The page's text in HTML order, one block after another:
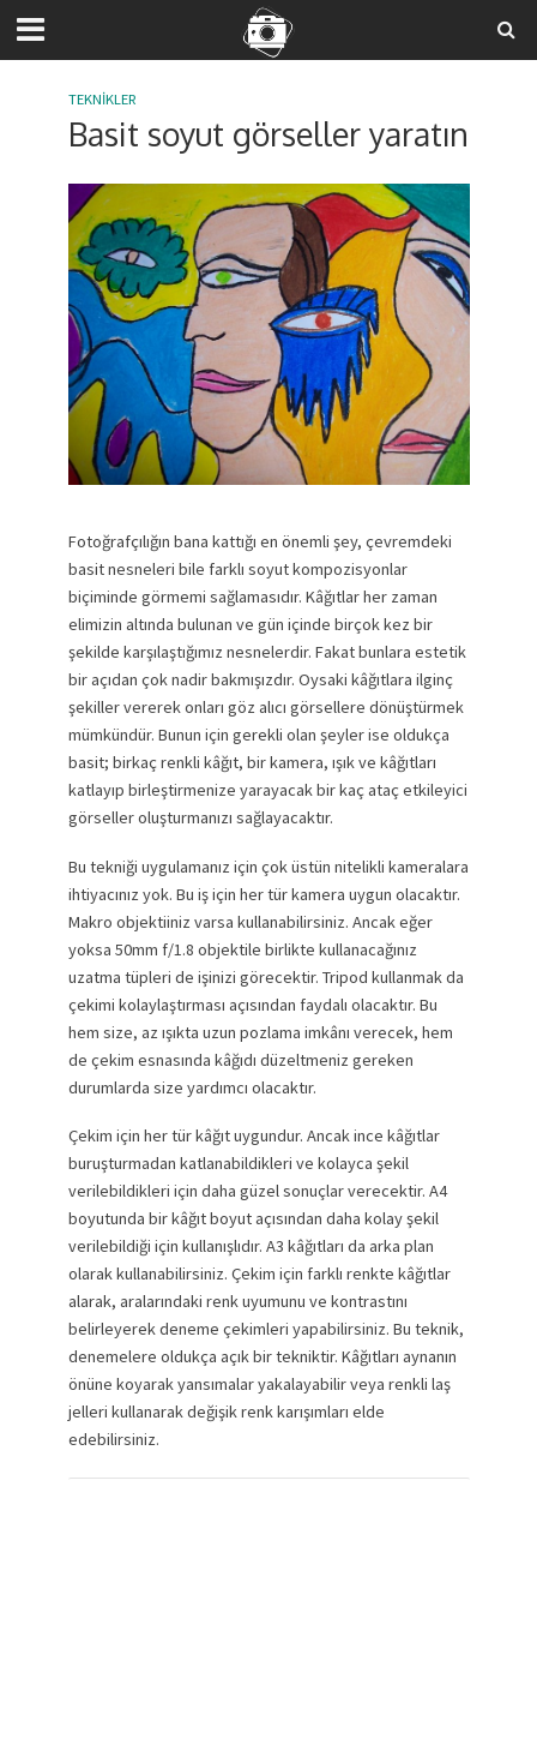
TEKNIKLER
Basit soyut görseller yaratın
Fotoğrafçılığın bana kattığı en önemli şey, çevremdeki
basit nesneleri bile farklı soyut kompozisyonlar
biçiminde görmemi sağlamasıdır. Kâğıtlar her zaman
elimizin altında bulunan ve gün içinde birçok kez bir
şekilde karşılaştığımız nesnelerdir. Fakat bunlara estetik
bir açıdan çok nadir bakmışızdır. Oysaki kâğıtlara ilginç
şekiller vererek onları göz alıcı görsellere dönüştürmek
mümkündür. Bunun için gerekli olan şeyler ise oldukça
basit; birkaç renkli kâğıt, bir kamera, ışık ve kâğıtları
katlayıp birleştirmenize yarayacak bir kaç ataç etkileyici
görseller oluşturmanızı sağlayacaktır.
Bu tekniği uygulamanız için çok üstün nitelikli kameralara
ihtiyacınız yok. Bu iş için her tür kamera uygun olacaktır.
Makro objektiiniz varsa kullanabilirsiniz. Ancak eğer
yoksa 50mm f/1.8 objektile birlikte kullanacağınız
uzatma tüpleri de işinizi görecektir. Tripod kullanmak da
çekimi kolaylaştırması açısından faydalı olacaktır. Bu
hem size, az ışıkta uzun pozlama imkânı verecek, hem
de çekim esnasında kâğıdı düzeltmeniz gereken
durumlarda size yardımcı olacaktır.
Çekim için her tür kâğıt uygundur. Ancak ince kâğıtlar
buruşturmadan katlanabildikleri ve kolayca şekil
verilebildikleri için daha güzel sonuçlar verecektir. A4
boyutunda bir kâğıt boyut açısından daha kolay şekil
verilebildiği için kullanışlıdır. A3 kâğıtları da arka plan
olarak kullanabilirsiniz. Çekim için farklı renkte kâğıtlar
alarak, aralarındaki renk uyumunu ve kontrastını
belirleyerek deneme çekimleri yapabilirsiniz. Bu teknik,
denemelere oldukça açık bir tekniktir. Kâğıtları aynanın
önüne koyarak yansımalar yakalayabilir veya renkli laş
jelleri kullanarak değişik renk karışımları elde
edebilirsiniz.